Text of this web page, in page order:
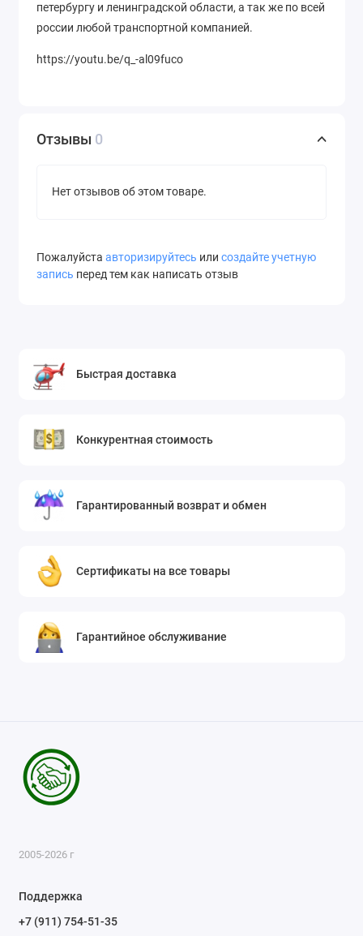
петербургу и ленинградской области, а так же по всей
россии любой транспортной компанией.
https://youtu.be/q_-al09fuco
Отзывы 0
Нет отзывов об этом товаре.
Пожалуйста авторизируйтесь или создайте учетную
запись перед тем как написать отзыв
Быстрая доставка
Конкурентная стоимость
Гарантированный возврат и обмен
Сертификаты на все товары
Гарантийное обслуживание
2005-2026 г
Поддержка
+7 (911) 754-51-35